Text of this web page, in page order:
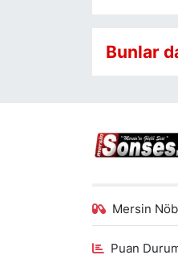
Bunlar
Mersin
Puan